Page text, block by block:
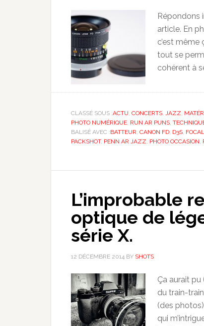
Répondons
article. En
c’est
tout se
cohérent à
CLASSÉ SOUS :ACTU, CONCERTS, JAZZ,
PHOTO NUMÉRIQUE, RUN AR PUNS,
BALISÉ AVEC :BATTEUR, CANON FD, D3S,
PACKSHOT, PENN AR JAZZ, PHOTO OCCASION,
L’improbable
optique de
série X.
12 DÉCEMBRE 2014 BY SHOTS
Ça aurait
du train-
(des
qui